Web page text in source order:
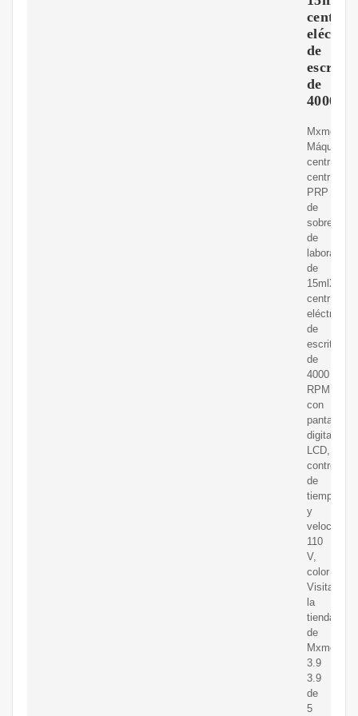
de
de
4000
Máquina
centrífuga,
centrífugas
PRP
de
sobremesa
de
laboratorio
de
15mlX6,
centrífuga
eléctrica
de
escritorio
de
4000
RPM
con
pantalla
digital
LCD,
control
de
tiempo
y
velocidad
110
V,
color
Visita
la
tienda
de
3.9
3.9
de
5